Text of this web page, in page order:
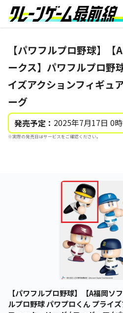
【パワフルプロ野球】
ークス】パワフルプロ野
イズアクションフィギュ
ーグ
発売予定： 2025年7月17日 0時
※実際の発売日はサービスをご確認ください。
【パワフルプロ野球】【A福岡ソ
ルプロ野球 パワプロくん プライ